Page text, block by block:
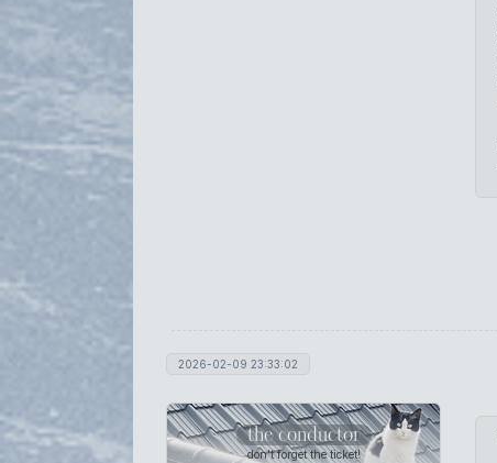
2026-02-09 23:33:02
the conductor
don't forget the ticket!